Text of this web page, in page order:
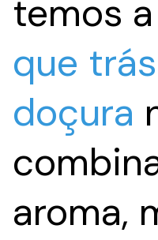
temos a
que
doçura
aroma,